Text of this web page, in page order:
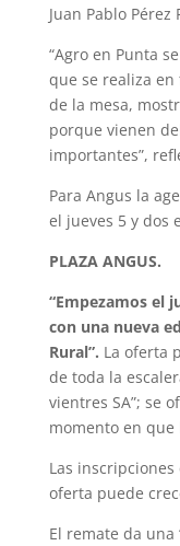
Juan Pablo
“Agro en Punta
que se realiza
de la mesa,
porque vienen
importantes”,
Para Angus la
el jueves 5 y dos
PLAZA ANGUS.
“Empezamos el
con una nueva
Rural”. La oferta
de toda la
vientres SA”; se
momento en que
Las
oferta puede
El remate da